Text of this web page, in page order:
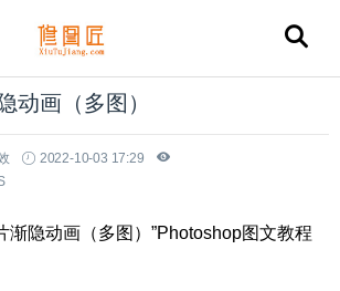
动画（多图）
2022-10-03 17:29
渐隐动画（多图）”Photoshop图文教程